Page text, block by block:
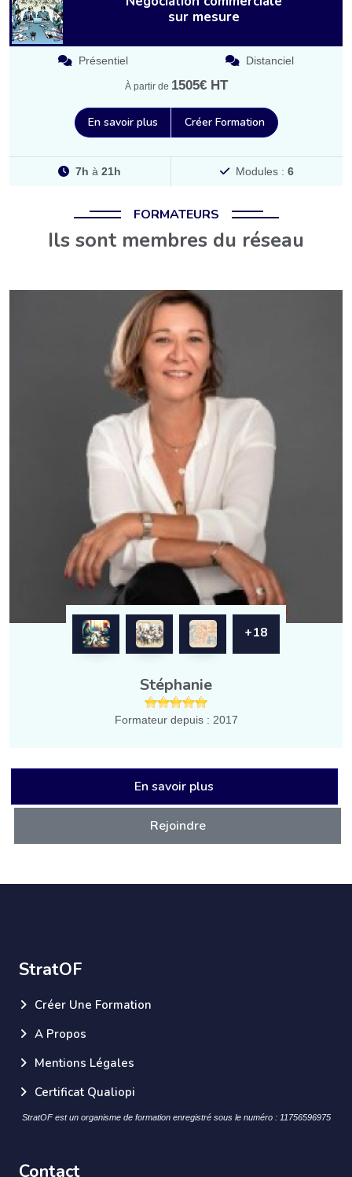
sur mesure
Présentiel Distanciel
À partir de 1505€ HT
En savoir plus Créer Formation
7h à21h Modules : 6
FORMATEURS
Ils sont membres du réseau
+18
Stéphanie
Formateur depuis : 2017
En savoir plus
Rejoindre
StratOF
Créer Une Formation
A Propos
Mentions Légales
Certificat Qualiopi
StratOF est un organisme de formation enregistré sous le numéro : 11756596975
Contact